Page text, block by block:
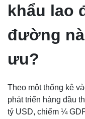
khẩu lao
đường
ưu?
Theo một thống kê
phát triển hàng đầu
tỷ USD, chiếm ¼